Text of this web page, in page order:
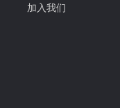
加入我们